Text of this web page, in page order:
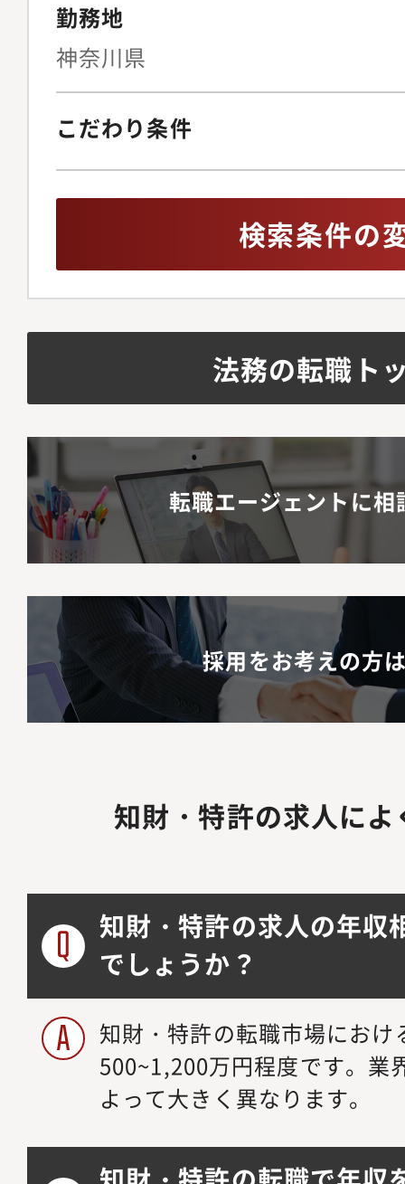
勤務地
神奈川県
こだわり条件
検索条件の
法務の転職ト
転職エージェントに相
採用をお考えの方
知財・特許の求人に
知財・特許の求人の年収
でしょうか？
知財・特許の転職市場にお
500~1,200万円程度です。業
よって大きく異なります。